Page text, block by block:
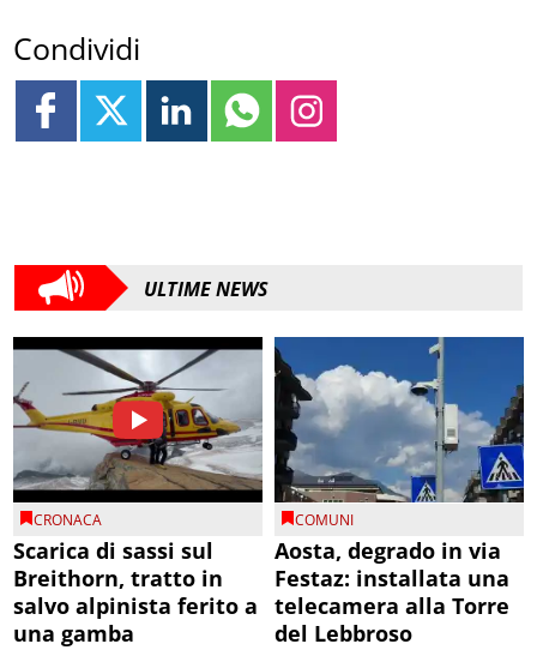
Condividi
ULTIME NEWS
CRONACA
Scarica di sassi sul
Breithorn, tratto in
salvo alpinista ferito a
una gamba
COMUNI
Aosta, degrado in via
Festaz: installata una
telecamera alla Torre
del Lebbroso